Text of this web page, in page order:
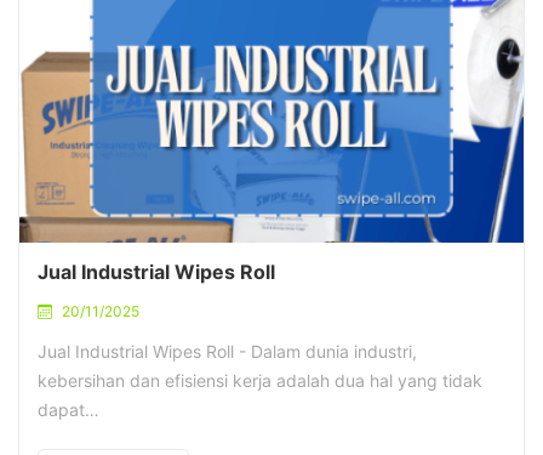
Jual Industrial Wipes Roll
20/11/2025
Jual Industrial Wipes Roll - Dalam dunia industri,
kebersihan dan efisiensi kerja adalah dua hal yang tidak
dapat…